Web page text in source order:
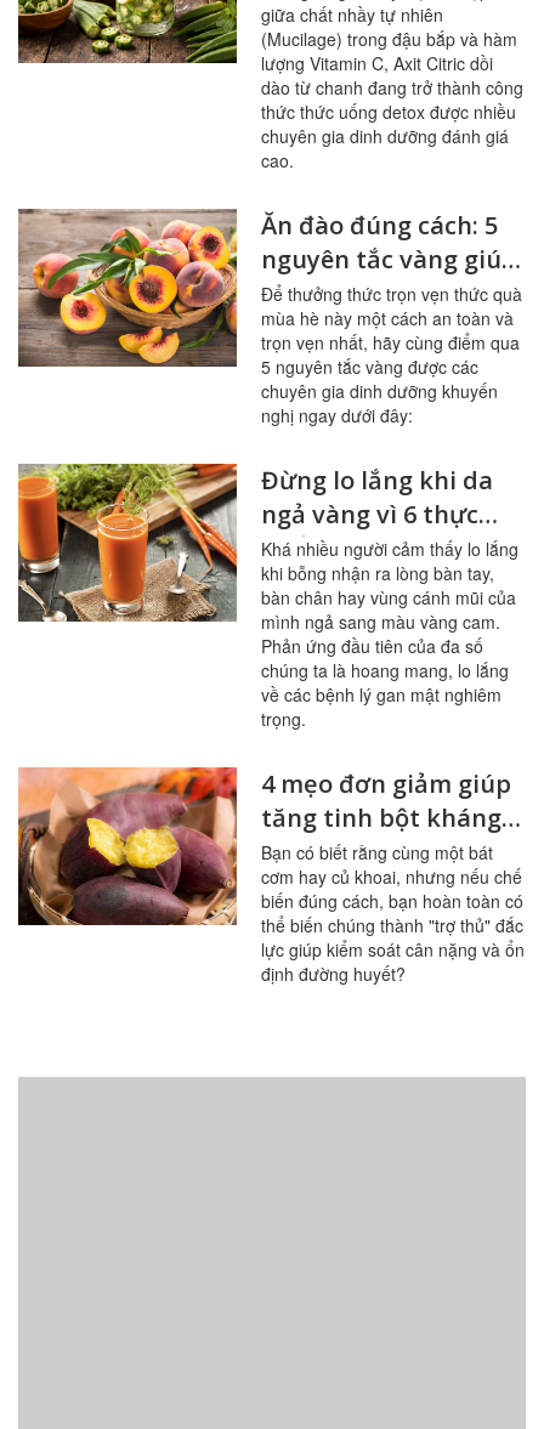
đường huyết
giữa chất nhầy tự nhiên
(Mucilage) trong đậu bắp và hàm
lượng Vitamin C, Axit Citric dồi
dào từ chanh đang trở thành công
thức thức uống detox được nhiều
chuyên gia dinh dưỡng đánh giá
cao.
Ăn đào đúng cách: 5
nguyên tắc vàng giúp
sạch mạch máu,
tránh ngộ độc
Để thưởng thức trọn vẹn thức quà
mùa hè này một cách an toàn và
trọn vẹn nhất, hãy cùng điểm qua
5 nguyên tắc vàng được các
chuyên gia dinh dưỡng khuyến
nghị ngay dưới đây:
Đừng lo lắng khi da
ngả vàng vì 6 thực
phẩm này
Khá nhiều người cảm thấy lo lắng
khi bỗng nhận ra lòng bàn tay,
bàn chân hay vùng cánh mũi của
mình ngả sang màu vàng cam.
Phản ứng đầu tiên của đa số
chúng ta là hoang mang, lo lắng
về các bệnh lý gan mật nghiêm
trọng.
4 mẹo đơn giảm giúp
tăng tinh bột kháng
trong bữa ăn
Bạn có biết rằng cùng một bát
cơm hay củ khoai, nhưng nếu chế
biến đúng cách, bạn hoàn toàn có
thể biến chúng thành "trợ thủ" đắc
lực giúp kiểm soát cân nặng và ổn
định đường huyết?